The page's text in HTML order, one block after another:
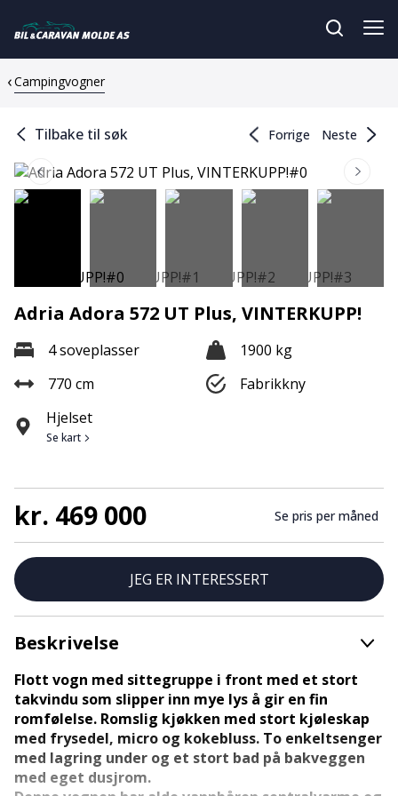
Campingvogner
Tilbake til søk Forrige Neste
Adria Adora 572 UT Plus, VINTERKUPP!
4 soveplasser
1900 kg
770 cm
Fabrikkny
Hjelset
Se kart
kr. 469 000 Se pris per måned
JEG ER INTERESSERT
Beskrivelse
Flott vogn med sittegruppe i front med et stort
takvindu som slipper inn mye lys å gir en fin
romfølelse. Romslig kjøkken med stort kjøleskap
med frysedel, micro og kokebluss. To enkeltsenger
med lagring under og et stort bad på bakveggen
med eget dusjrom.